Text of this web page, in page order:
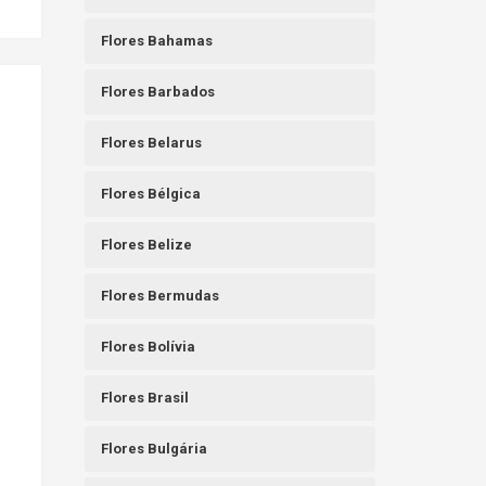
Flores Bahamas
Flores Barbados
Flores Belarus
Flores Bélgica
Flores Belize
Flores Bermudas
Flores Bolívia
Flores Brasil
Flores Bulgária